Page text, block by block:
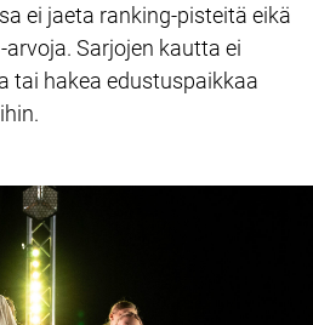
ei jaeta ranking-pisteitä eikä
Sarjojen kautta ei
tai hakea edustuspaikkaa